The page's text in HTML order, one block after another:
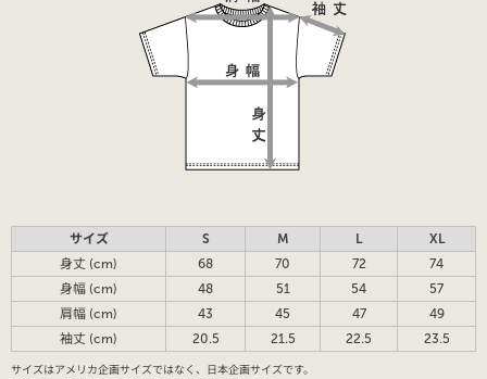
サイズ S M L
XL
身丈 (cm)
68 70 72
74
身幅 (cm)
48 51 54
57
肩幅 (cm)
43 45 47
49
袖丈 (cm)
20.5 21.5 22.5 23.5
サイズはアメリカ企画サイズではなく、日本企画サイズです。